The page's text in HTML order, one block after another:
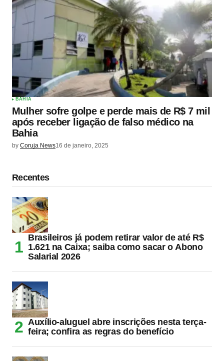
BAHIA
Mulher sofre golpe e perde mais de R$ 7 mil
após receber ligação de falso médico na
Bahia
by Coruja News16 de janeiro, 2025
Recentes
Brasileiros já podem retirar valor de até R$
1.621 na Caixa; saiba como sacar o Abono
Salarial 2026
Auxílio-aluguel abre inscrições nesta terça-
feira; confira as regras do benefício